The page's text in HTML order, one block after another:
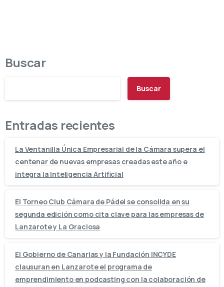
Buscar
Buscar
Entradas recientes
La Ventanilla Única Empresarial de la Cámara supera el
centenar de nuevas empresas creadas este año e
integra la Inteligencia Artificial
El Torneo Club Cámara de Pádel se consolida en su
segunda edición como cita clave para las empresas de
Lanzarote y La Graciosa
El Gobierno de Canarias y la Fundación INCYDE
clausuran en Lanzarote el programa de
emprendimiento en podcasting con la colaboración de